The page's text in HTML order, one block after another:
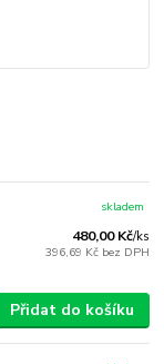
480,00 Kč/ks
396,69 Kč bez DPH
skladem
Přidat do košíku